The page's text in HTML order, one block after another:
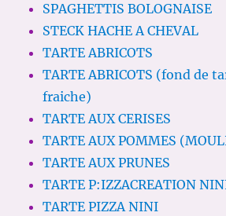
SPAGHETTIS BOLOGNAISE
STECK HACHE A CHEVAL
TARTE ABRICOTS
TARTE ABRICOTS (fond de
fraiche)
TARTE AUX CERISES
TARTE AUX POMMES
TARTE AUX PRUNES
TARTE P:IZZACREATION
TARTE PIZZA NINI